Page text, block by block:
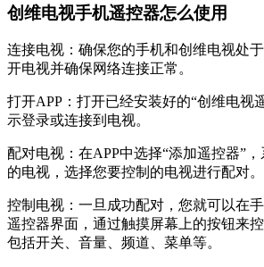
创维电视手机遥控器怎么使用
连接电视：确保您的手机和创维电视处
开电视并确保网络连接正常。
打开APP：打开已经安装好的“创维电视
示登录或连接到电视。
配对电视：在APP中选择“添加遥控器”，
的电视，选择您要控制的电视进行配对。
控制电视：一旦成功配对，您就可以在
遥控器界面，通过触摸屏幕上的按钮来
包括开关、音量、频道、菜单等。